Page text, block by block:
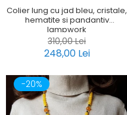
Colier lung cu jad bleu, cristale,
hematite si pandantiv
lampwork
310,00 Lei
248,00 Lei
-20%